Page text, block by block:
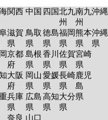
関西 中国 四国北九
州
南九
州
沖縄
滋賀
県
京都
府
大阪
府
兵庫
県
奈良
鳥取
県
島根
県
岡山
県
広島
県
山口
徳島
県
香川
県
愛媛
県
高知
県
福岡
県
佐賀
県
長崎
県
大分
県
熊本
県
宮崎
県
鹿児
島
県
沖縄
県